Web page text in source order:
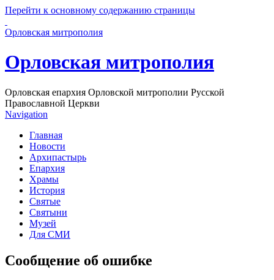
Перейти к основному содержанию страницы
Орловская митрополия
Орловская митрополия
Орловская епархия Орловской митрополии Русской
Православной Церкви
Navigation
Главная
Новости
Архипастырь
Епархия
Храмы
История
Святые
Святыни
Музей
Для СМИ
Сообщение об ошибке